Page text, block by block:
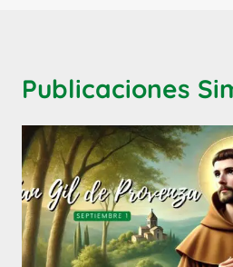
Publicaciones